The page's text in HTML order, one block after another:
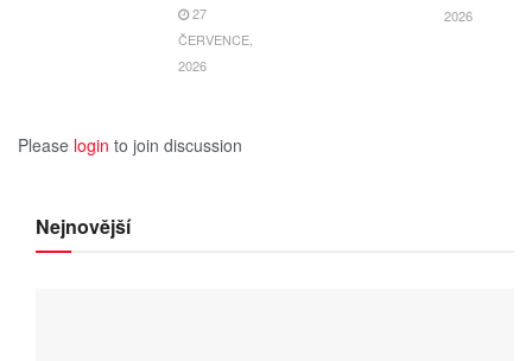
27
ČERVENCE,
2026
2026
Please login to join discussion
Nejnovější